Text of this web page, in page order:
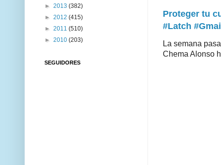
Proteger tu
#Latch
La semana
Chema Alonso
► 2013 (382)
► 2012 (415)
► 2011 (510)
► 2010 (203)
SEGUIDORES